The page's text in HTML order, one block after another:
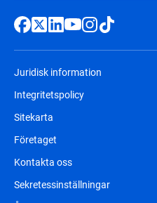
Juridisk information
Integritetspolicy
Sitekarta
Företaget
Kontakta oss
Sekretessinställningar